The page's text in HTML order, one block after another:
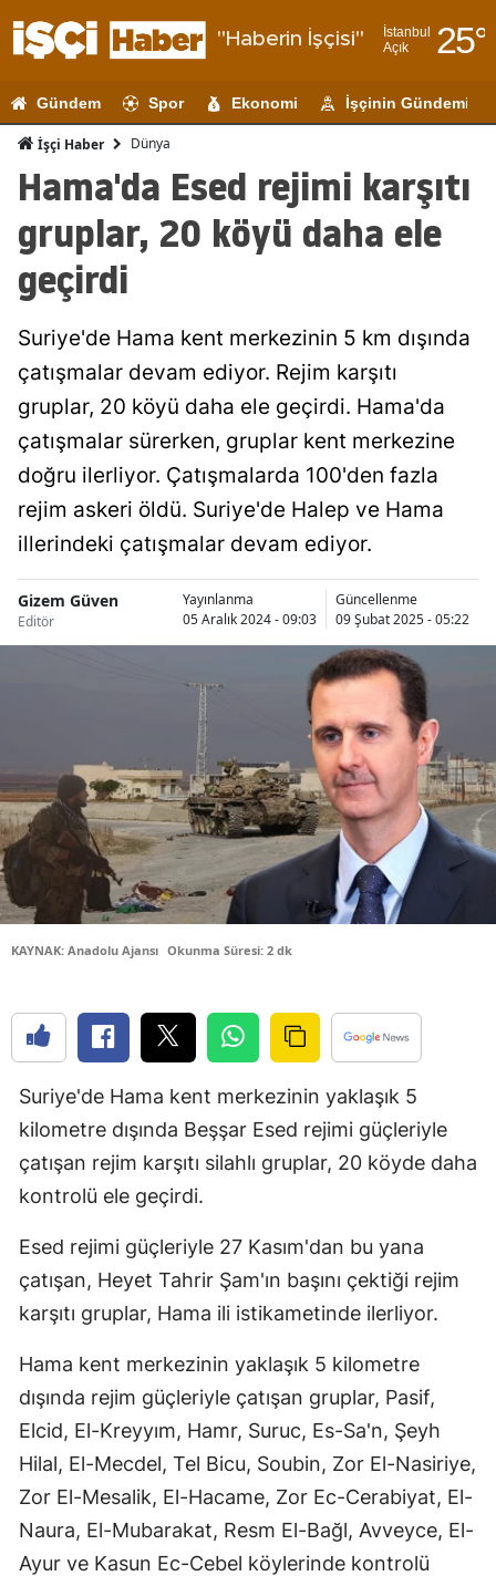
"Haberin İşçisi"
İstanbul
Açık
25°
Adıyaman
Ağrı
Amasya
Antalya
Aydın
Balıkesir
Bilecik
Bitlis
Bolu
Burdur
Bursa
Çanakkale
Çankırı
Çorum
Denizli
Edirne
Elazığ
Erzincan
Erzurum
Gaziantep
Giresun
Hatay
Isparta
Mersin
İstanbul
Gündem Spor Ekonomi İşçinin Gündemi
İşçi Haber Dünya
Hama'da Esed rejimi karşıtı
gruplar, 20 köyü daha ele
geçirdi
Suriye'de Hama kent merkezinin 5 km dışında
çatışmalar devam ediyor. Rejim karşıtı
gruplar, 20 köyü daha ele geçirdi. Hama'da
çatışmalar sürerken, gruplar kent merkezine
doğru ilerliyor. Çatışmalarda 100'den fazla
rejim askeri öldü. Suriye'de Halep ve Hama
illerindeki çatışmalar devam ediyor.
Gizem Güven
Editör
Yayınlanma
05 Aralık 2024 - 09:03
Güncellenme
09 Şubat 2025 - 05:22
KAYNAK: Anadolu Ajansı Okunma Süresi: 2 dk
Suriye'de Hama kent merkezinin yaklaşık 5
kilometre dışında Beşşar Esed rejimi güçleriyle
çatışan rejim karşıtı silahlı gruplar, 20 köyde daha
kontrolü ele geçirdi.
Esed rejimi güçleriyle 27 Kasım'dan bu yana
çatışan, Heyet Tahrir Şam'ın başını çektiği rejim
karşıtı gruplar, Hama ili istikametinde ilerliyor.
Hama kent merkezinin yaklaşık 5 kilometre
dışında rejim güçleriyle çatışan gruplar, Pasif,
Elcid, El-Kreyyım, Hamr, Suruc, Es-Sa'n, Şeyh
Hilal, El-Mecdel, Tel Bicu, Soubin, Zor El-Nasiriye,
Zor El-Mesalik, El-Hacame, Zor Ec-Cerabiyat, El-
Naura, El-Mubarakat, Resm El-Bağl, Avveyce, El-
Ayur ve Kasun Ec-Cebel köylerinde kontrolü